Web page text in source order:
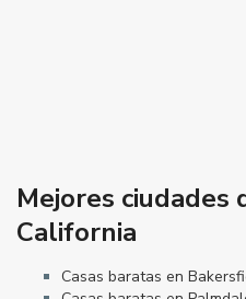
Mejores ciudades
California
Casas baratas en